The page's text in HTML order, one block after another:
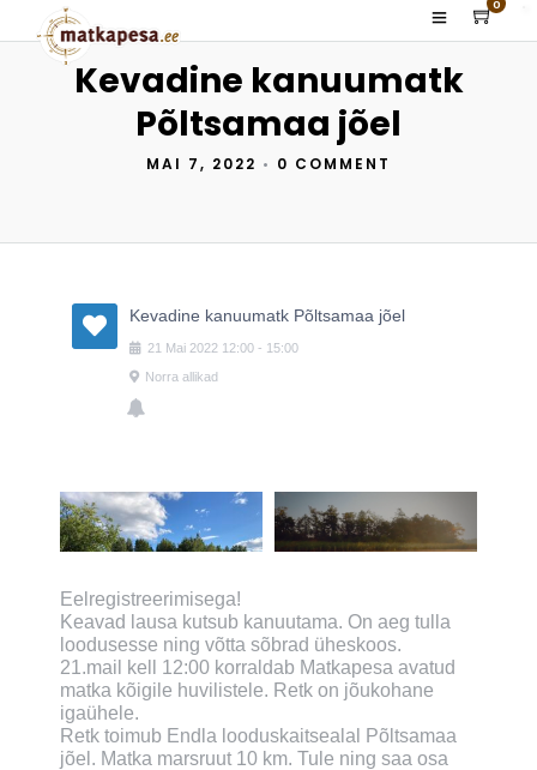
0
Kevadine kanuumatk
Põltsamaa jõel
MAI 7, 2022 • 0 COMMENT
Kevadine kanuumatk Põltsamaa jõel
21 Mai 2022 12:00 - 15:00
Norra allikad
Eelregistreerimisega!
Keavad lausa kutsub kanuutama. On aeg tulla
loodusesse ning võtta sõbrad üheskoos.
21.mail kell 12:00 korraldab Matkapesa avatud
matka kõigile huvilistele. Retk on jõukohane
igaühele.
Retk toimub Endla looduskaitsealal Põltsamaa
jõel. Matka marsruut 10 km. Tule ning saa osa